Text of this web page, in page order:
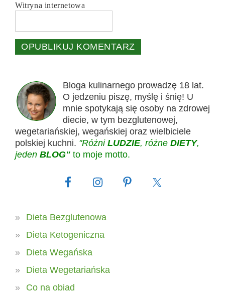
Witryna internetowa
Bloga kulinarnego prowadzę 18 lat.
O jedzeniu piszę, myślę i śnię! U
mnie spotykają się osoby na zdrowej
diecie, w tym bezglutenowej,
wegetariańskiej, wegańskiej oraz wielbiciele
polskiej kuchni. "Różni LUDZIE, różne DIETY,
jeden BLOG" to moje motto.
Dieta Bezglutenowa
Dieta Ketogeniczna
Dieta Wegańska
Dieta Wegetariańska
Co na obiad